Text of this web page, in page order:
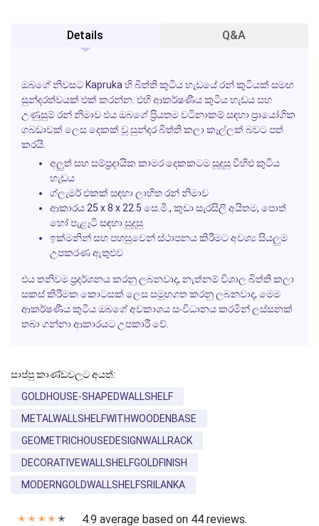
Details Q&A
ඔබගේ නිවසට Kapruka හි බිත්ති කුටිය හැඩයේ රන් කුටියක් සමඟ
සුන්දරත්වයක් එක් කරන්න. එහි ආකර්ෂණීය කුටිය හැඩය සහ
උණුසුම් රන් නිමාව එය ඔබගේ ප්‍රියතම වටිනාකම් සඳහා ප්‍රායෝගික
ගබඩාවක් ලෙස දෙකක් වූ සුන්දර බිත්ති කලා කෑල්ලක් බවට පත්
කරයි.
අලුත් සහ සම්ප්‍රදායික කාමර දෙකකටම සුදුසු විහිළු කුටිය
හැඩය
ග්ලැමර් එකක් සඳහා ලාභිත රන් නිමාව
ආකාරය 25 x 8 x 22.5 සෙ.මී., කුඩා සැරසිලි අයිතම, පොත්
හෝ පැළෑටි සඳහා සුදුසු
ඉක්මනින් සහ පහසුවෙන් ස්ථාපනය කිරීමට අවශ්‍ය සියලුම
උපකරණ ඇතුළුව
එය තනිවම ප්‍රදර්ශනය කරනු ලබනවාද, නැත්නම් විශාල බිත්ති කලා
සකස් කිරීමක කොටසක් ලෙස සමූහගත කරනු ලබනවාද, මෙම
ආකර්ෂණීය කුටිය ඔබගේ අවකාශය සංවිධානය කරමින් ලස්සනක්
තබා ගන්නා ආකාරයට උපකාරී වේ.
සාප්පු කාණ්ඩවලට අයත්:
GOLDHOUSE-SHAPEDWALLSHELF
METALWALLSHELFWITHWOODENBASE
GEOMETRICHOUSEDESIGNWALLRACK
DECORATIVEWALLSHELFGOLDFINISH
MODERNGOLDWALLSHELFSRILANKA
✭ ✭ ✭ ✭ ✭ 4.9 average based on 44 reviews.